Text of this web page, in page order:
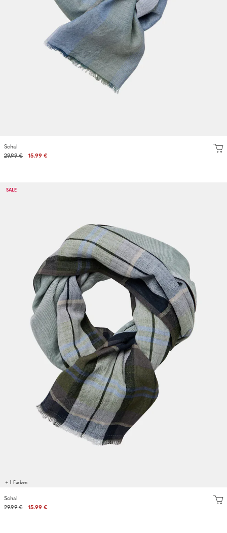
Schal
29.99 €
15.99 €
SALE
+ 1 Farben
Schal
29.99 €
15.99 €